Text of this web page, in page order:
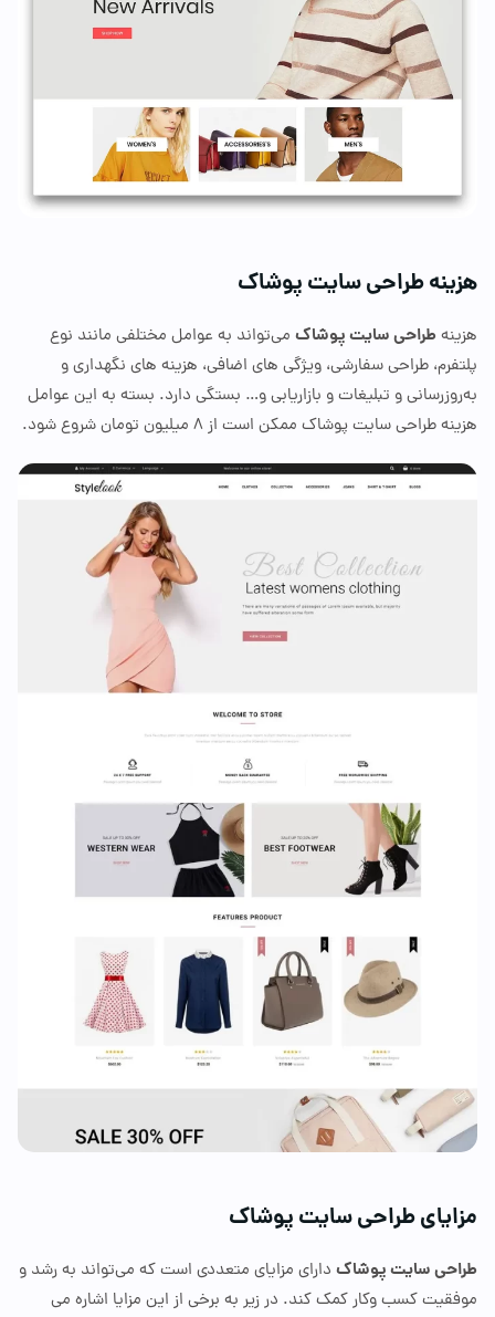
طراحی سایت پوشاک
طراحی سایت پوشاکمی‌تواند به عوامل مختلفی مانند نوع
طراحی سفارشی، ویژگی های اضافی، هزینه ‌های نگهداری و
و تبلیغات و بازاریابی و… بستگی دارد. بسته به این عوامل
سایت پوشاک ممکن است از 8 میلیون تومان شروع شود.
طراحی سایت پوشاک
سایت پوشاکدارای مزایای متعددی است که می‌تواند به رشد و
کسب‌ وکار کمک کند. در زیر به برخی از این مزایا اشاره می‌